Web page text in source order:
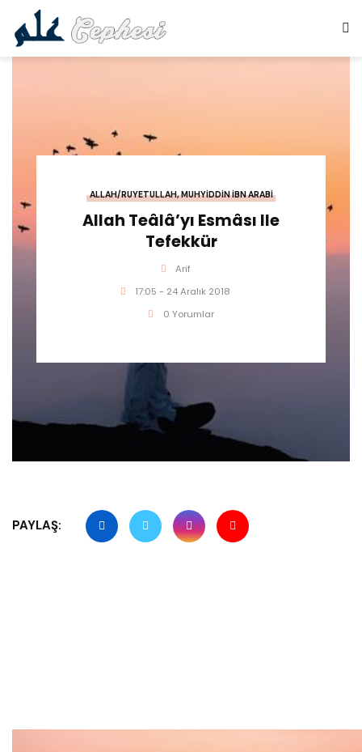
ALLAH/RUYETULLAH,MUHYIDDIN İBN ARABI
Allah Teâlâ’yı Esmâsı Ile
Tefekkür
Arif
17:05 - 24 Aralık 2018
0 Yorumlar
PAYLAŞ: